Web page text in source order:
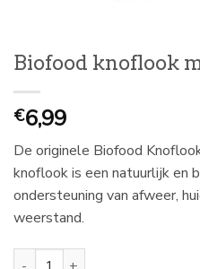
Biofood knoflook
€6,99
De originele Biofood
knoflook is een natuurlijk en
ondersteuning van afweer,
weerstand.
Biofood knoflook maxi 40st